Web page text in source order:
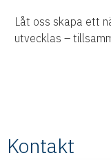
Låt oss skapa ett
utvecklas –
Kontakt